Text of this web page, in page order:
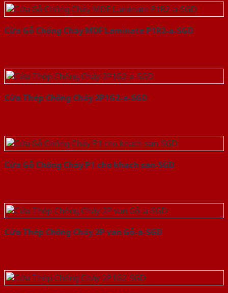
Cửa Gỗ Chống Cháy MDF Laminate P1R2-a-SGD
Cửa Thép Chống Cháy 2P1G2-a-SGD
Cửa Gỗ Chống Cháy P1 cho khach san-SGD
Cửa Thép Chống Cháy 2P van Gỗ-a-SGD